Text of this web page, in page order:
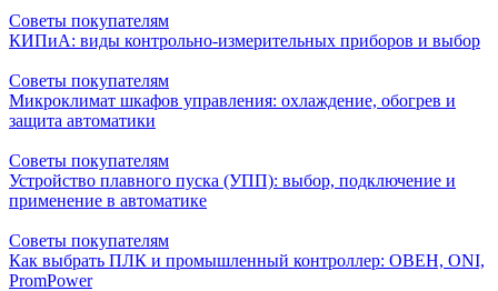
Советы покупателям
КИПиА: виды контрольно-измерительных приборов и выбор
Советы покупателям
Микроклимат шкафов управления: охлаждение, обогрев и
защита автоматики
Советы покупателям
Устройство плавного пуска (УПП): выбор, подключение и
применение в автоматике
Советы покупателям
Как выбрать ПЛК и промышленный контроллер: ОВЕН, ONI,
PromPower